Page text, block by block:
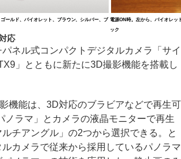
ールド、バイオレット、ブラウン、シルバー、ブ 電源ON時。左から、バイオレッ
ック
応
ネル式コンパクトデジタルカメラ「サイ
」とともに新たに3D撮影機能を搭載し
機能は、3D対応のブラビアなどで再生可
ノラマ」とカメラの液晶モニターで再生
チアングル」の2つから選択できる。と
カメラで従来から採用しているパノラマ